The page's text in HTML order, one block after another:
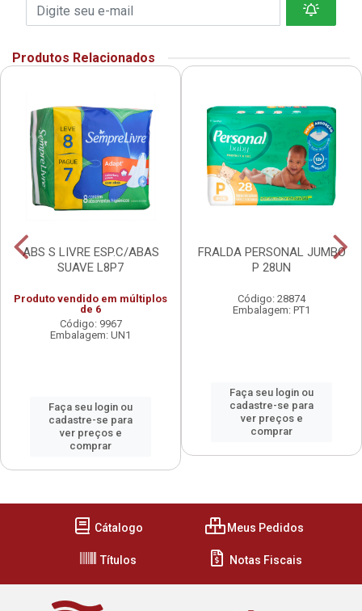
Produtos Relacionados
ABS S LIVRE ESP.C/ABAS
SUAVE L8P7
Produto vendido em múltiplos
de 6
Código: 9967
Embalagem: UN1
Faça seu login ou
cadastre-se para
ver preços e
comprar
FRALDA PERSONAL JUMBO
P 28UN
Código: 28874
Embalagem: PT1
Faça seu login ou
cadastre-se para
ver preços e
comprar
Cátalogo Meus Pedidos
Títulos Notas Fiscais